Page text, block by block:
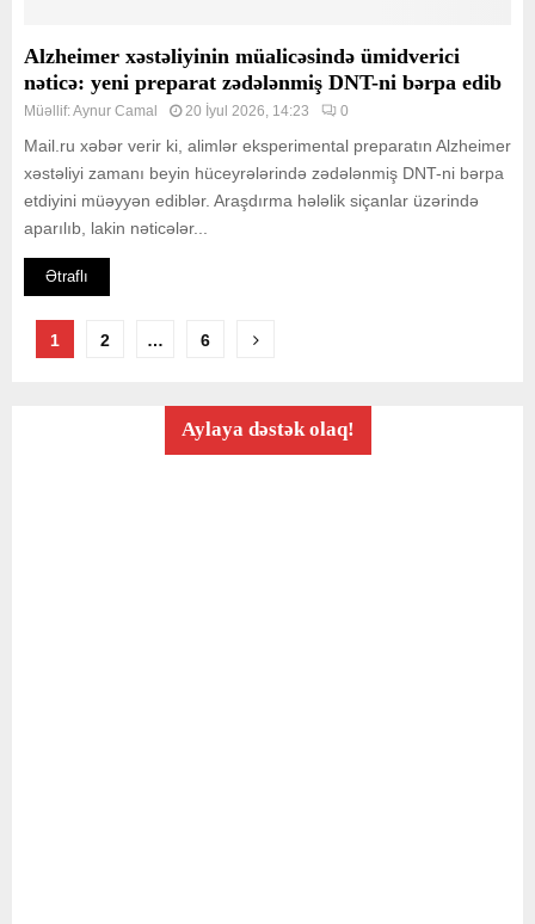
Alzheimer xəstəliyinin müalicəsində ümidverici
nəticə: yeni preparat zədələnmiş DNT-ni bərpa edib
Müəllif:Aynur Camal 20 İyul 2026, 14:23 0
Mail.ru xəbər verir ki, alimlər eksperimental preparatın Alzheimer
xəstəliyi zamanı beyin hüceyrələrində zədələnmiş DNT-ni bərpa
etdiyini müəyyən ediblər. Araşdırma hələlik siçanlar üzərində
aparılıb, lakin nəticələr...
Ətraflı
Posts
1 2 … 6
Aylaya dəstək olaq!